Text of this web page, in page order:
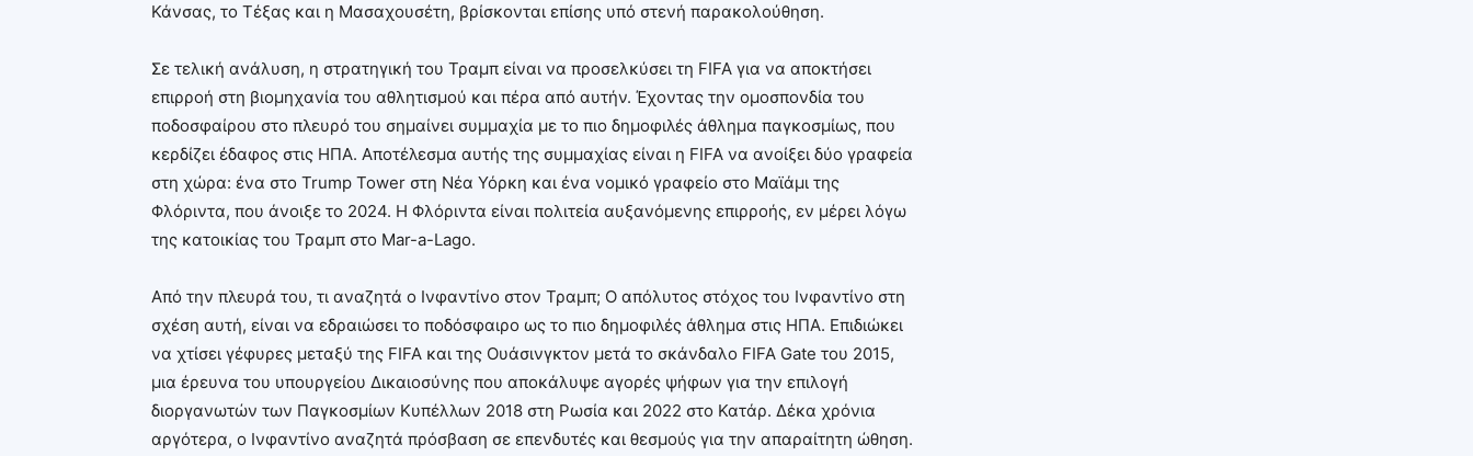
Κάνσας, το Τέξας και η Μασαχουσέτη, βρίσκονται επίσης υπό στενή παρακολούθηση.
Σε τελική ανάλυση, η στρατηγική του Τραμπ είναι να προσελκύσει τη FIFA για να αποκτήσει
επιρροή στη βιομηχανία του αθλητισμού και πέρα από αυτήν. Έχοντας την ομοσπονδία του
ποδοσφαίρου στο πλευρό του σημαίνει συμμαχία με το πιο δημοφιλές άθλημα παγκοσμίως, που
κερδίζει έδαφος στις ΗΠΑ. Αποτέλεσμα αυτής της συμμαχίας είναι η FIFA να ανοίξει δύο γραφεία
στη χώρα: ένα στο Trump Tower στη Νέα Υόρκη και ένα νομικό γραφείο στο Μαϊάμι της
Φλόριντα, που άνοιξε το 2024. Η Φλόριντα είναι πολιτεία αυξανόμενης επιρροής, εν μέρει λόγω
της κατοικίας του Τραμπ στο Mar-a-Lago.
Από την πλευρά του, τι αναζητά ο Ινφαντίνο στον Τραμπ; Ο απόλυτος στόχος του Ινφαντίνο στη
σχέση αυτή, είναι να εδραιώσει το ποδόσφαιρο ως το πιο δημοφιλές άθλημα στις ΗΠΑ. Επιδιώκει
να χτίσει γέφυρες μεταξύ της FIFA και της Ουάσινγκτον μετά το σκάνδαλο FIFA Gate του 2015,
μια έρευνα του υπουργείου Δικαιοσύνης που αποκάλυψε αγορές ψήφων για την επιλογή
διοργανωτών των Παγκοσμίων Κυπέλλων 2018 στη Ρωσία και 2022 στο Κατάρ. Δέκα χρόνια
αργότερα, ο Ινφαντίνο αναζητά πρόσβαση σε επενδυτές και θεσμούς για την απαραίτητη ώθηση.